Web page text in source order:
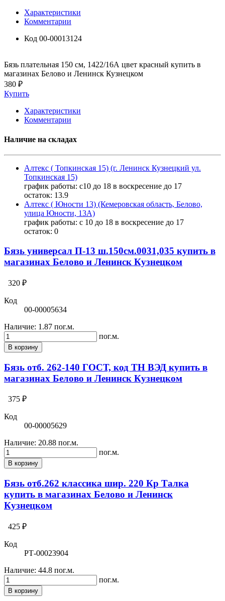
Характеристики
Комментарии
Код 00-00013124
Бязь плательная 150 см, 1422/16А цвет красный купить в
магазинах Белово и Ленинск Кузнецком
380 ₽
Купить
Характеристики
Комментарии
Наличие на складах
Алтекс ( Топкинская 15) (г. Ленинск Кузнецкий ул.
Топкинская 15)
график работы: с10 до 18 в воскресение до 17
остаток: 13.9
Алтекс ( Юности 13) (Кемеровская область, Белово,
улица Юности, 13А)
график работы: с 10 до 18 в воскресение до 17
остаток: 0
Бязь универсал П-13 ш.150см.0031,035 купить в
магазинах Белово и Ленинск Кузнецком
320 ₽
Код
00-00005634
Наличие: 1.87 пог.м.
пог.м.
В корзину
Бязь отб. 262-140 ГОСТ, код ТН ВЭД купить в
магазинах Белово и Ленинск Кузнецком
375 ₽
Код
00-00005629
Наличие: 20.88 пог.м.
пог.м.
В корзину
Бязь отб.262 классика шир. 220 Кр Талка
купить в магазинах Белово и Ленинск
Кузнецком
425 ₽
Код
РТ-00023904
Наличие: 44.8 пог.м.
пог.м.
В корзину